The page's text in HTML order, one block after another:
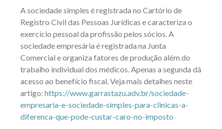
A sociedade simples é registrada no Cartório de
Registro Civil das Pessoas Jurídicas e caracteriza o
exercício pessoal da profissão pelos sócios. A
sociedade empresária é registrada na Junta
Comercial e organiza fatores de produção além do
trabalho individual dos médicos. Apenas a segunda dá
acesso ao benefício fiscal. Veja mais detalhes neste
artigo: https://www.garrastazu.adv.br/sociedade-
empresaria-e-sociedade-simples-para-clinicas-a-
diferenca-que-pode-custar-caro-no-imposto